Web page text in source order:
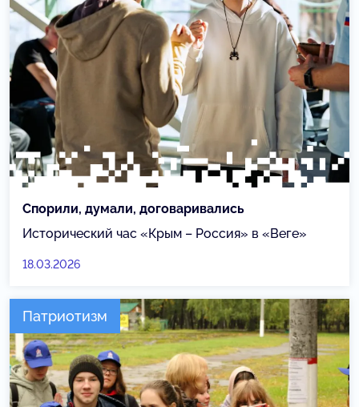
Спорили, думали, договаривались
Исторический час «Крым – Россия» в «Веге»
18.03.2026
Патриотизм